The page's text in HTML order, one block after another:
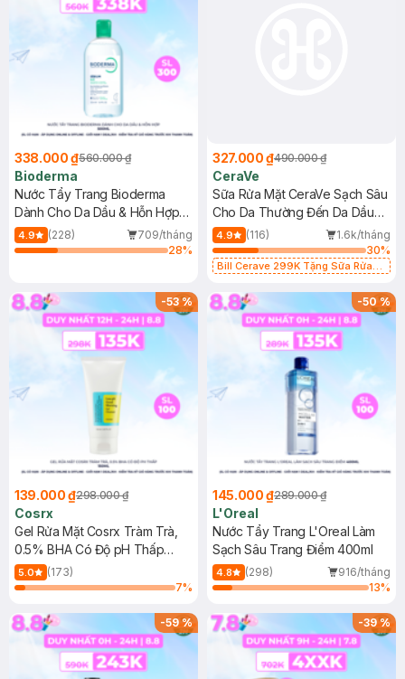
338.000 ₫560.000 ₫
Bioderma
Nước Tẩy Trang Bioderma
Dành Cho Da Dầu & Hỗn Hợp
500ml
4.9 (228)
709/tháng
28%
327.000 ₫490.000 ₫
CeraVe
Sữa Rửa Mặt CeraVe Sạch Sâu
Cho Da Thường Đến Da Dầu
473ml
4.9 (116)
1.6k/tháng
30%
Bill Cerave 299K Tặng Sữa Rửa
-53%
139.000 ₫298.000 ₫
Cosrx
Gel Rửa Mặt Cosrx Tràm Trà,
0.5% BHA Có Độ pH Thấp
150ml
5.0
(173)
7%
-50%
145.000 ₫289.000 ₫
L'Oreal
Nước Tẩy Trang L'Oreal Làm
Sạch Sâu Trang Điểm 400ml
4.8 (298)
916/tháng
13%
-59% -39%